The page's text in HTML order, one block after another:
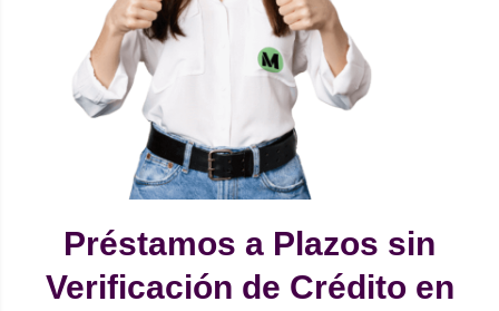
Préstamos a Plazos sin
Verificación de Crédito en